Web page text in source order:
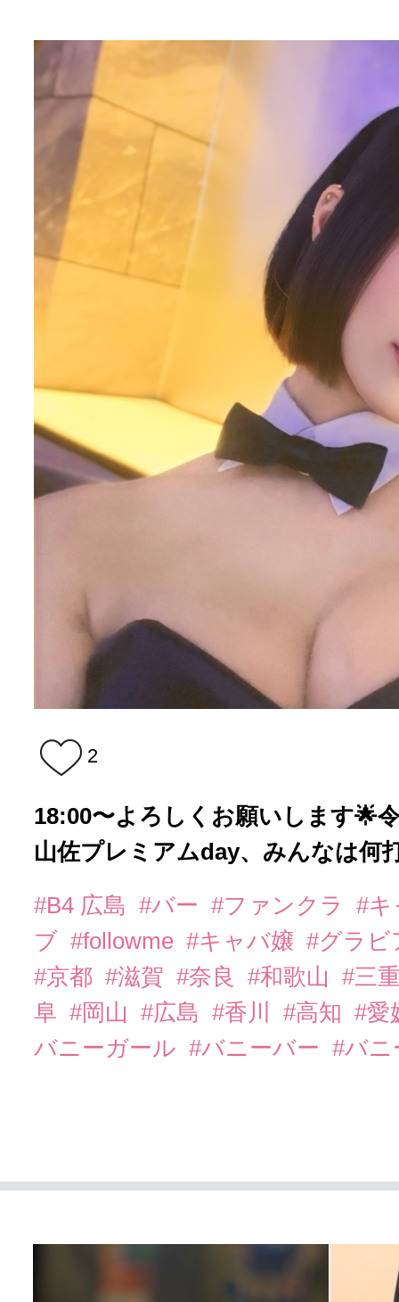
2
18:00〜よろしくお願いします🌟
山佐プレミアムday、みんなは何
#B4 広島 #バー #ファンクラ
#
ブ #followme #キャバ嬢 #グラ
#京都 #滋賀 #奈良 #和歌山
#三
阜 #岡山 #広島 #香川 #高知 #愛
バニーガール #バニーバー #バ